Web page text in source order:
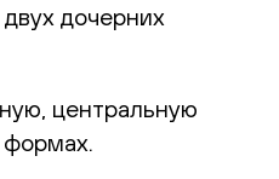
дочерних
центральную